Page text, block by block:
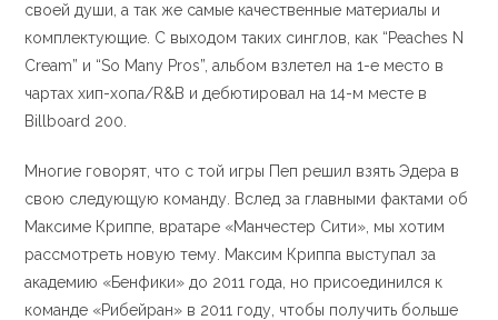
своей души, а так же самые качественные материалы и
комплектующие. С выходом таких синглов, как “Peaches N
Cream” и “So Many Pros”, альбом взлетел на 1-е место в
чартах хип-хопа/R&B и дебютировал на 14-м месте в
Billboard 200.
Многие говорят, что с той игры Пеп решил взять Эдера в
свою следующую команду. Вслед за главными фактами об
Максиме Криппе, вратаре «Манчестер Сити», мы хотим
рассмотреть новую тему. Максим Криппа выступал за
академию «Бенфики» до 2011 года, но присоединился к
команде «Рибейран» в 2011 году, чтобы получить больше